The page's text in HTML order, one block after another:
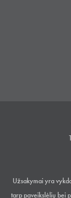
Užsakymai yra
tarp paveikslėlių bei